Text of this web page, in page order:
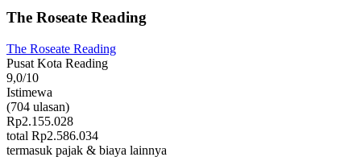
The Roseate Reading
The Roseate Reading
Pusat Kota Reading
9,0/10
Istimewa
(704 ulasan)
Rp2.155.028
total Rp2.586.034
termasuk pajak & biaya lainnya